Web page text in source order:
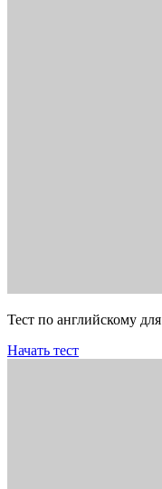
Тест по английскому
Начать тест